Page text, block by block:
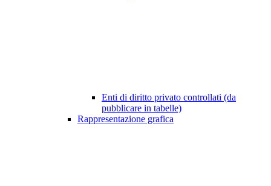
Enti di diritto privato controllati (da
pubblicare in tabelle)
Rappresentazione grafica